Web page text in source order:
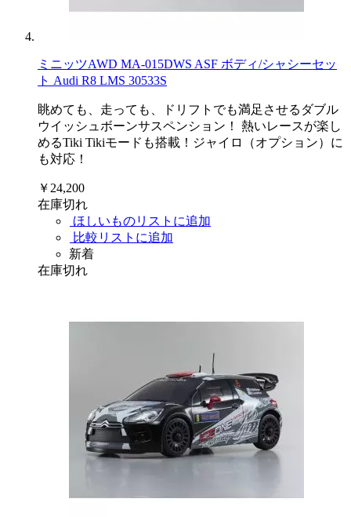
ミニッツAWD MA-015DWS ASF ボディ/シャシーセッ
ト Audi R8 LMS 30533S
眺めても、走っても、ドリフトでも満足させるダブル
ウイッシュボーンサスペンション！ 熱いレースが楽し
めるTiki Tikiモードも搭載！ジャイロ（オプション）に
も対応！
￥24,200
在庫切れ
ほしいものリストに追加
比較リストに追加
新着
在庫切れ